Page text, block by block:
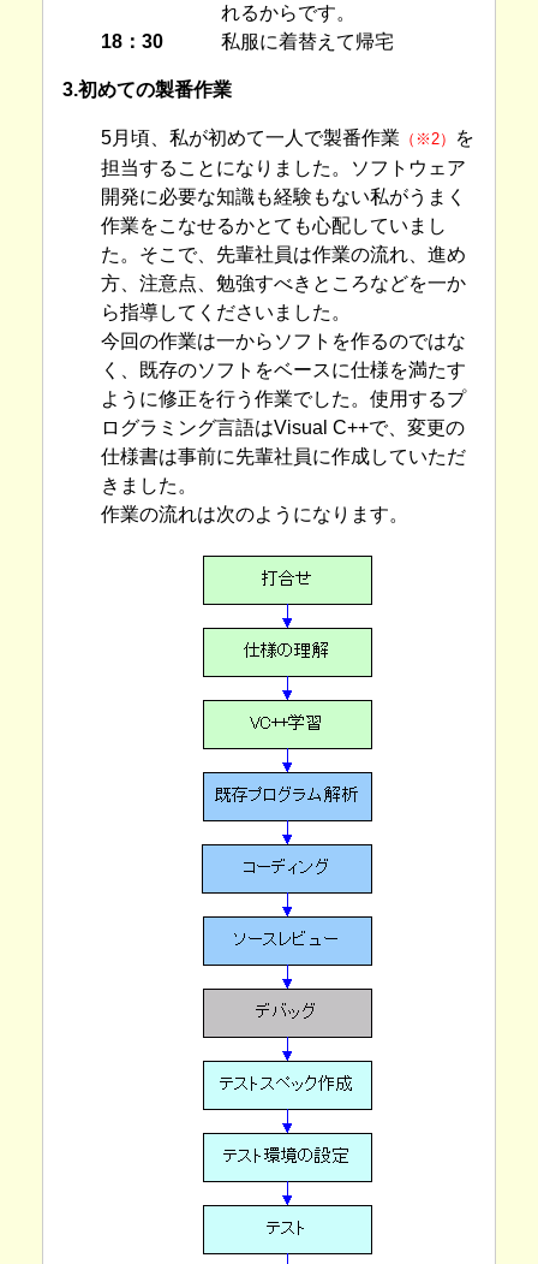
れるからです。
18：30
私服に着替えて帰宅
3.初めての製番作業
5月頃、私が初めて一人で製番作業 （※2）
を
担当することになりました。ソフトウェア
開発に必要な知識も経験もない私がうまく
作業をこなせるかとても心配していまし
た。そこで、先輩社員は作業の流れ、進め
方、注意点、勉強すべきところなどを一か
ら指導してくださいました。
今回の作業は一からソフトを作るのではな
く、既存のソフトをベースに仕様を満たす
ように修正を行う作業でした。使用するプ
ログラミング言語はVisual C++で、変更の
仕様書は事前に先輩社員に作成していただ
きました。
作業の流れは次のようになります。